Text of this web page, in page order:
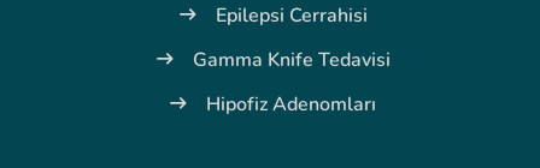
Epilepsi Cerrahisi
Gamma Knife Tedavisi
Hipofiz Adenomları